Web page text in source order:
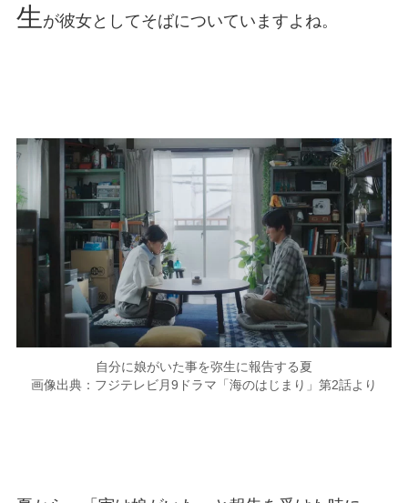
生 が彼女としてそばについていますよね。
自分に娘がいた事を弥生に報告する夏
画像出典：フジテレビ月9ドラマ「海のはじまり」第2話より